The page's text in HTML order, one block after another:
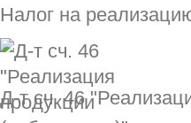
Налог на
Д-т сч. 46